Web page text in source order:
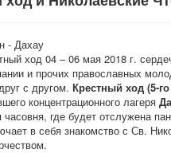
- Дахау
ход 04 – 06 мая 2018 г.
и прочих православных
с другом. Крестный ход (5-
концентрационного лагеря
где будет отслужена
в себя знакомство с Св.